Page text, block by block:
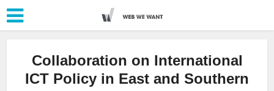
Collaboration on International
ICT Policy in East and Southern